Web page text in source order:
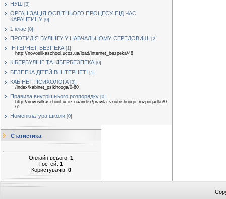
НУШ [3]
ОРГАНІЗАЦІЯ ОСВІТНЬОГО ПРОЦЕСУ ПІД ЧАС
КАРАНТИНУ [0]
1 клас [0]
ПРОТИДІЯ БУЛІНГУ У НАВЧАЛЬНОМУ СЕРЕДОВИЩІ [2]
ІНТЕРНЕТ-БЕЗПЕКА [1]
http://novosilkaschool.ucoz.ua/load/internet_bezpeka/48
КІБЕРБУЛІНГ ТА КІБЕРБЕЗПЕКА [0]
БЕЗПЕКА ДІТЕЙ В ІНТЕРНЕТІ [1]
КАБІНЕТ ПСИХОЛОГА [3]
/index/kabinet_psikhooga/0-60
Правила внутрішнього розпорядку [0]
http://novosilkaschool.ucoz.ua/index/pravila_vnutrishnogo_rozporjadku/0-
61
Номенклатура школи [0]
Статистика
Онлайн всього: 1
Гостей: 1
Користувачів: 0